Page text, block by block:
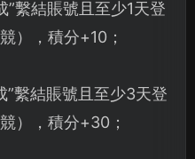
”繫結賬號且至少1天登
），積分+10；
”繫結賬號且至少3天登
），積分+30；